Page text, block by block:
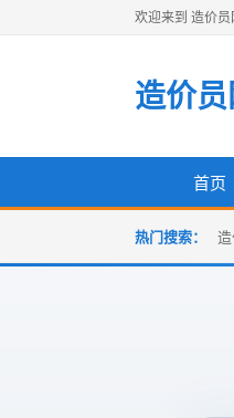
欢迎来到 造价员
造价员
首页
热门搜索：